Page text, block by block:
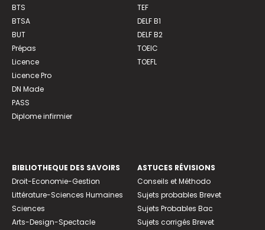
BTS
BTSA
BUT
Prépas
Licence
Licence Pro
DN Made
PASS
Diplome infirmier
TEF
DELF B1
DELF B2
TOEIC
TOEFL
BIBLIOTHEQUE DES SAVOIRS
Droit-Economie-Gestion
Littérature-Sciences Humaines
Sciences
Arts-Design-Spectacle
ASTUCES RÉVISIONS
Conseils et Méthodo
Sujets probables Brevet
Sujets Probables Bac
Sujets corrigés Brevet